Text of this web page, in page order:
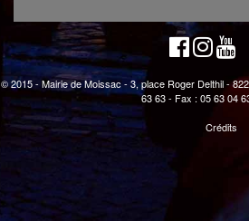
© 2015 - Mairie de Moissac - 3, place Roger Delthil -
63 63 - Fax : 05 63 04
Crédits